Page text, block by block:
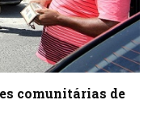
comunitárias de